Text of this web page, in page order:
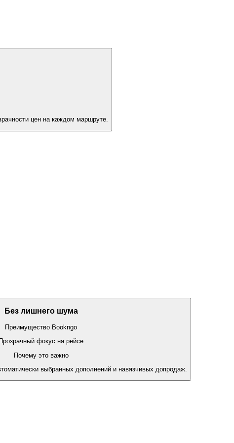
цен на каждом маршруте.
Без лишнего шума
Преимущество Bookngo
Прозрачный фокус на рейсе
Почему это важно
выбранных дополнений и навязчивых допродаж.